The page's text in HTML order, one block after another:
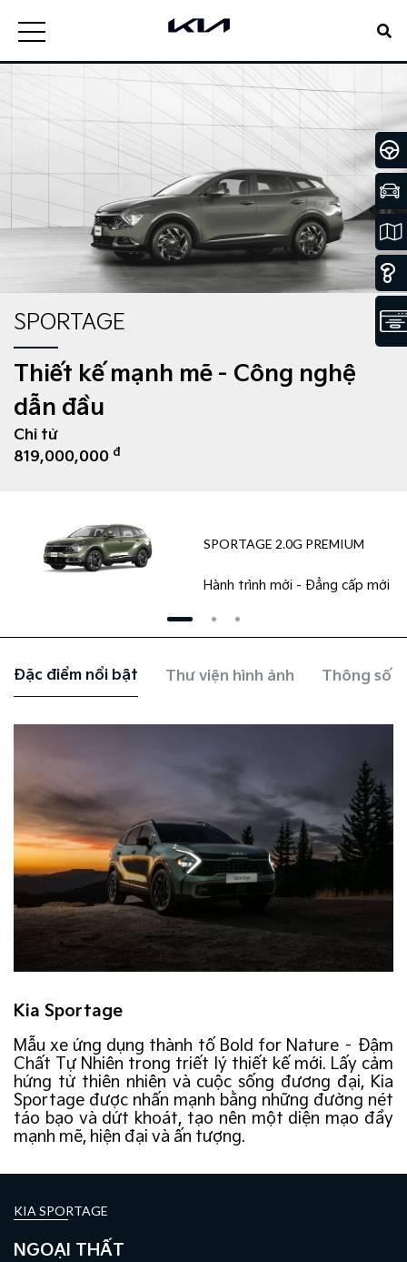
SPORTAGE
Thiết kế mạnh mẽ - Công nghệ
dẫn đầu
Chỉ từ
819,000,000 đ
SPORTAGE 2.0G PREMIUM
Hành trình mới - Đẳng cấp mới
Đặc điểm nổi bật Thư viện hình ảnh Thông số
Kia Sportage
Mẫu xe ứng dụng thành tố Bold for Nature – Đậm
Chất Tự Nhiên trong triết lý thiết kế mới. Lấy cảm
hứng từ thiên nhiên và cuộc sống đương đại, Kia
Sportage được nhấn mạnh bằng những đường nét
táo bạo và dứt khoát, tạo nên một diện mạo đầy
mạnh mẽ, hiện đại và ấn tượng.
KIA SPORTAGE
NGOẠI THẤT